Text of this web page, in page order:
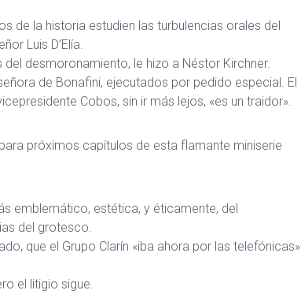
de la historia estudien las turbulencias orales del
Luis D’Elía.
desmoronamiento, le hizo a Néstor Kirchner.
de Bonafini, ejecutados por pedido especial. El
Cobos, sin ir más lejos, «es un traidor».
próximos capítulos de esta flamante miniserie
emblemático, estética, y éticamente, del
del grotesco.
que el Grupo Clarín «iba ahora por las telefónicas».
el litigio sigue.